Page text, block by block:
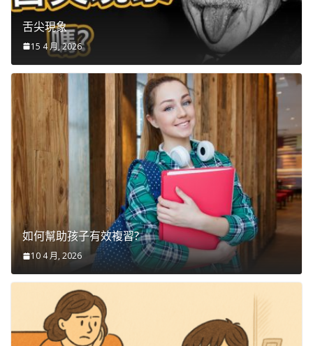
舌尖現象
15 4 月, 2026
如何幫助孩子有效複習?
10 4 月, 2026